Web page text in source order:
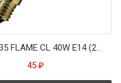
DECOR С35 FLAME CL 40W E14 (230V) FOTON_LIGHTING - лампа свеча на ветру прозрачная
45 ₽